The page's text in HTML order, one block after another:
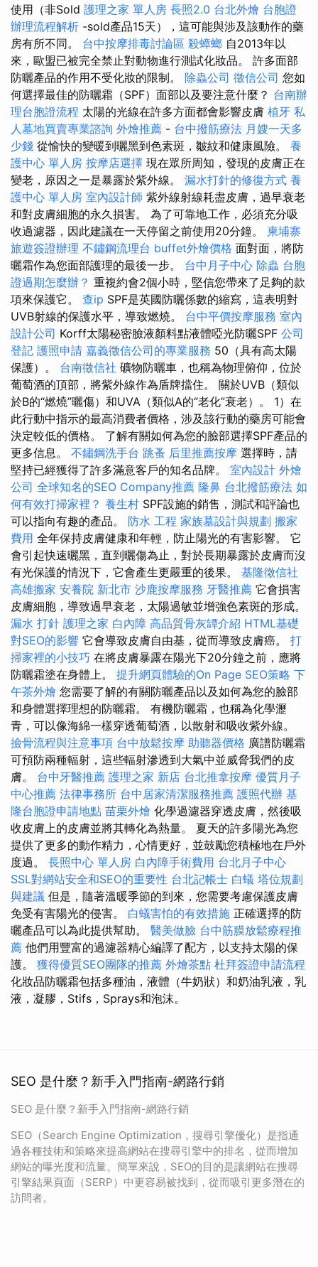
使用（非Sold 護理之家 單人房 長照2.0 台北外燴 台胞證
辦理流程解析 -sold產品15天），這可能與涉及該動作的藥
房有所不同。 台中按摩排毒討論區 殺蟑螂 自2013年以
來，歐盟已被完全禁止對動物進行測試化妝品。 許多面部
防曬產品的作用不受化妝的限制。 除蟲公司 徵信公司 您如
何選擇最佳的防曬霜（SPF）面部以及要注意什麼？ 台南辦
理台胞證流程 太陽的光線在許多方面都會影響皮膚 植牙 私
人墓地買賣專業諮詢 外燴推薦 - 台中撥筋療法 月嫂一天多
少錢 從愉快的變暖到曬黑到色素斑，皺紋和健康風險。 養
護中心 單人房 按摩店選擇 現在眾所周知，發現的皮膚正在
變老，原因之一是暴露於紫外線。 漏水打針的修復方式 養
護中心 單人房 室內設計師 紫外線射線耗盡皮膚，過早衰老
和對皮膚細胞的永久損害。 為了可靠地工作，必須充分吸
收過濾器，因此建議在一天停留之前使用20分鐘。 柬埔寨
旅遊簽證辦理 不鏽鋼流理台 buffet外燴價格 面對面，將防
曬霜作為您面部護理的最後一步。 台中月子中心 除蟲 台胞
證過期怎麼辦？ 重複約會2個小時，堅信您帶來了足夠的款
項來保護它。 查ip SPF是英國防曬係數的縮寫，這表明對
UVB射線的保護水平，導致燃燒。 台中平價按摩服務 室內
設計公司 Korff太陽秘密臉液顏料點液體啞光防曬SPF 公司
登記 護照申請 嘉義徵信公司的專業服務 50（具有高太陽
保護）。 台南徵信社 礦物防曬車，也稱為物理俯仰，位於
葡萄酒的頂部，將紫外線作為盾牌擋住。 關於UVB（類似
於B的“燃燒”曬傷）和UVA（類似A的“老化”衰老）。 1）在
此行動中指示的最高消費者價格，涉及該行動的藥房可能會
決定較低的價格。 了解有關如何為您的臉部選擇SPF產品的
更多信息。 不鏽鋼洗手台 跳蚤 后里推薦按摩 選擇時，請
堅持已經獲得了許多滿意客戶的知名品牌。 室內設計 外燴
公司 全球知名的SEO Company推薦 隆鼻 台北撥筋療法 如
何有效打掃家裡？ 養生村 SPF設施的銷售，測試和評論也
可以指向有趣的產品。 防水 工程 家族墓設計與規劃 搬家
費用 全年保持皮膚健康和年輕，防止陽光的有害影響。 它
會引起快速曬黑，直到曬傷為止，對於長期暴露於皮膚而沒
有光保護的情況下，它會產生更嚴重的後果。 基隆徵信社
高雄搬家 安養院 新北市 沙鹿按摩服務 牙醫推薦 它會損害
皮膚細胞，導致過早衰老，太陽過敏並增強色素斑的形成。
漏水 打針 護理之家 白內障 高品質骨灰罈介紹 HTML基礎
對SEO的影響 它會導致皮膚自由基，從而導致皮膚癌。 打
掃家裡的小技巧 在將皮膚暴露在陽光下20分鐘之前，應將
防曬霜塗在身體上。 提升網頁體驗的On Page SEO策略 下
午茶外燴 您需要了解的有關防曬產品以及如何為您的臉部
和身體選擇理想的防曬霜。 有機防曬霜，也稱為化學瀝
青，可以像海綿一樣穿透葡萄酒，以散射和吸收紫外線。
撿骨流程與注意事項 台中放鬆按摩 助聽器價格 廣譜防曬霜
可預防兩種輻射，這些輻射滲透到大氣中並威脅我們的皮
膚。 台中牙醫推薦 護理之家 新店 台北推拿按摩 優質月子
中心推薦 法律事務所 台中居家清潔服務推薦 護照代辦 基
隆台胞證申請地點 苗栗外燴 化學過濾器穿透皮膚，然後吸
收皮膚上的皮膚並將其轉化為熱量。 夏天的許多陽光為您
提供了更多的動作精力，心情更好，並鼓勵您積極地在戶外
度過。 長照中心 單人房 白內障手術費用 台北月子中心
SSL對網站安全和SEO的重要性 台北記帳士 白蟻 塔位規劃
與建議 但是，隨著溫暖季節的到來，您需要考慮保護皮膚
免受有害陽光的侵害。 白蟻害怕的有效措施 正確選擇的防
曬產品可以為此提供幫助。 醫美做臉 台中筋膜放鬆療程推
薦 他們用豐富的過濾器精心編譯了配方，以支持太陽的保
護。 獲得優質SEO團隊的推薦 外燴茶點 杜拜簽證申請流程
化妝品防曬霜包括多種油，液體（牛奶狀）和奶油乳液，乳
液，凝膠，Stifs，Sprays和泡沫。
SEO 是什麼？新手入門指南-網路行銷
SEO 是什麼？新手入門指南-網路行銷
SEO（Search Engine Optimization，搜尋引擎優化）是指通
過各種技術和策略來提高網站在搜尋引擎中的排名，從而增加
網站的曝光度和流量。簡單來說，SEO的目的是讓網站在搜尋
引擎結果頁面（SERP）中更容易被找到，從而吸引更多潛在的
訪問者。